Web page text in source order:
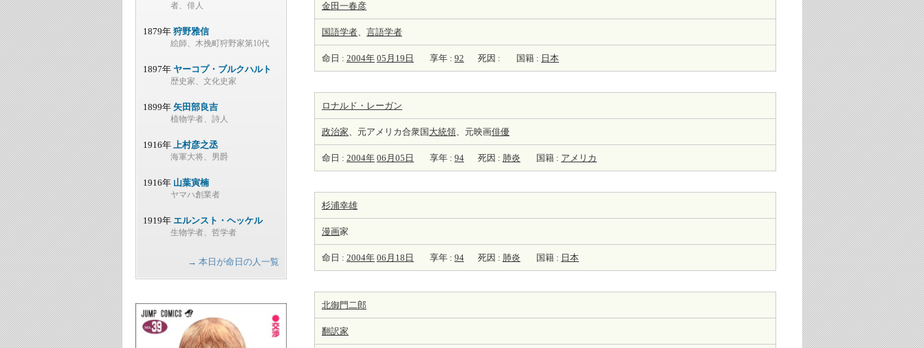
金田一春彦
国語学者、 言語学者
命日 : 2004年 05月19日 享年 : 92 死因 : 国籍 : 日本
ロナルド・レーガン
政治家、元アメリカ合衆国 大統領、元映画俳優
命日 : 2004年 06月05日 享年 : 94 死因 : 肺炎 国籍 : アメリカ
杉浦幸雄
漫画家
命日 : 2004年 06月18日 享年 : 94 死因 : 肺炎 国籍 : 日本
北御門二郎
翻訳家
者、俳人
1879年 狩野雅信
絵師、木挽町狩野家第10代
1897年 ヤーコプ・ブルクハルト
歴史家、文化史家
1899年 矢田部良吉
植物学者、詩人
1916年 上村彦之丞
海軍大将、男爵
1916年 山葉寅楠
ヤマハ創業者
1919年 エルンスト・ヘッケル
生物学者、哲学者
→ 本日が命日の人一覧